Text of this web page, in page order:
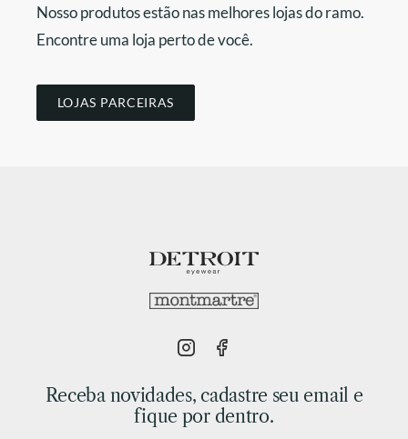
Nosso produtos estão nas melhores lojas do ramo.
Encontre uma loja perto de você.
LOJAS PARCEIRAS
Receba novidades, cadastre seu email e
fique por dentro.